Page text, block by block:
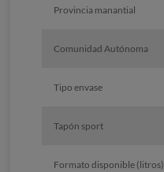
Provincia manantial
Comunidad Autónoma
Tipo envase
Tapón sport
Formato disponible (litros)